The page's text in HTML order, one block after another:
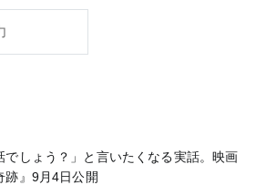
でしょう？」と言いたくなる実話。映画
跡』9月4日公開